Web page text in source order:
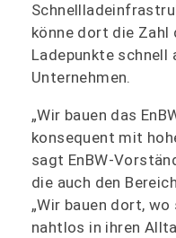
könne dort die Zahl
Ladepunkte schnell
Unternehmen.
„Wir bauen das
konsequent mit
sagt EnBW-
die auch den
„Wir bauen dort,
nahtlos in ihren